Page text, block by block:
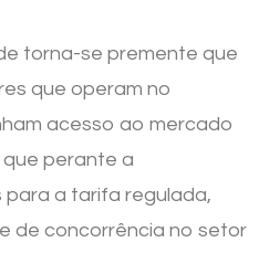
torna-se premente que
que operam no
acesso ao mercado
perante a
a tarifa regulada,
de concorrência no setor